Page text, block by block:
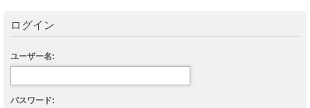
ログイン
ユーザー名:
パスワード: